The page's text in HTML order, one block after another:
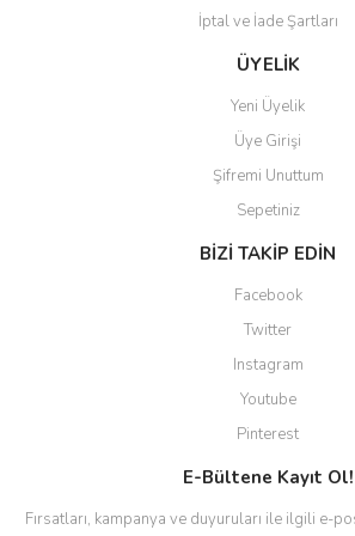
Gönder
İptal ve İade Şartları
ÜYELİK
Yeni Üyelik
Üye Girişi
Şifremi Unuttum
Sepetiniz
BİZİ TAKİP EDİN
Facebook
Twitter
Instagram
Youtube
Pinterest
E-Bültene Kayıt Ol!
Fırsatları, kampanya ve duyuruları ile ilgili e-